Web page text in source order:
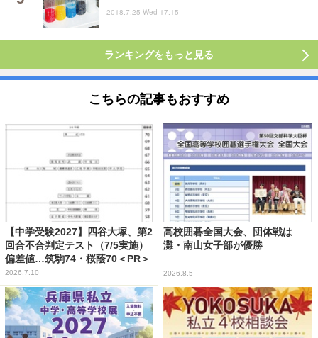
2018.7.25 Wed 17:15
ランキングをもっと見る
こちらの記事もおすすめ
【中学受験2027】四谷大塚、第2
回合不合判定テスト（7/5実施）
偏差値…筑駒74・桜蔭70＜PR＞
2026.7.10
高校囲碁全国大会、団体戦は
灘・南山女子部が優勝
2026.8.5